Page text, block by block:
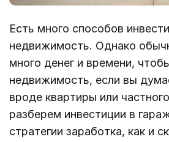
Есть много способов
недвижимость. Однако
много денег и времени,
недвижимость, если вы
вроде квартиры или
разберем инвестиции в
стратегии заработка, как и